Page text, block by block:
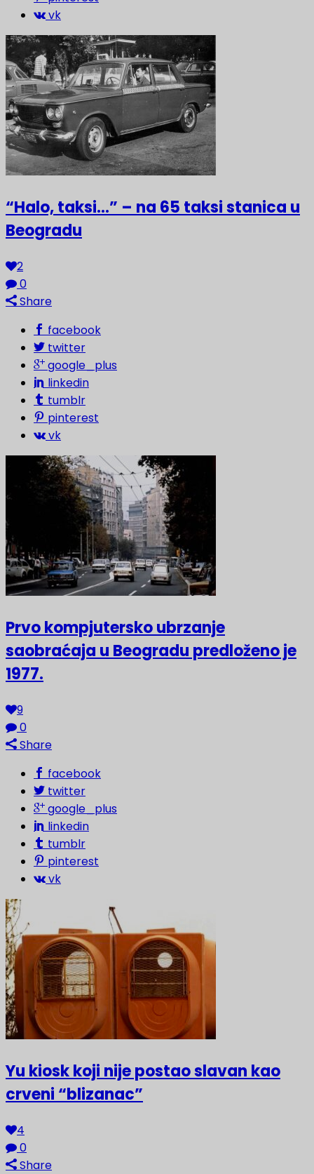
vk
“Halo, taksi…” – na 65 taksi stanica u
Beogradu
2
0
Share
facebook
twitter
google_plus
linkedin
tumblr
pinterest
vk
Prvo kompjutersko ubrzanje
saobraćaja u Beogradu predloženo je
1977.
9
0
Share
facebook
twitter
google_plus
linkedin
tumblr
pinterest
vk
Yu kiosk koji nije postao slavan kao
crveni “blizanac”
4
0
Share